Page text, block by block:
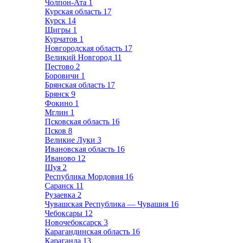
Чолпон-Ата 1
Курская область 17
Курск 14
Щигры 1
Курчатов 1
Новгородская область 17
Великий Новгород 11
Пестово 2
Боровичи 1
Брянская область 17
Брянск 9
Фокино 1
Мглин 1
Псковская область 16
Псков 8
Великие Луки 3
Ивановская область 16
Иваново 12
Шуя 2
Республика Мордовия 16
Саранск 11
Рузаевка 2
Чувашская Республика — Чувашия 16
Чебоксары 12
Новочебоксарск 3
Карагандинская область 16
Караганда 13